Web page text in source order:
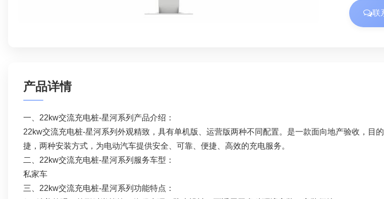
联
产品详情
一、22kw交流充电桩-星河系列产品介绍：
22kw交流充电桩-星河系列外观精致，具有单机版、运营版两种不同配置。是一款面向地产验收，目
捷，两种安装方式，为电动汽车提供安全、可靠、便捷、高效的充电服务。
二、22kw交流充电桩-星河系列服务车型：
私家车
三、22kw交流充电桩-星河系列功能特点：